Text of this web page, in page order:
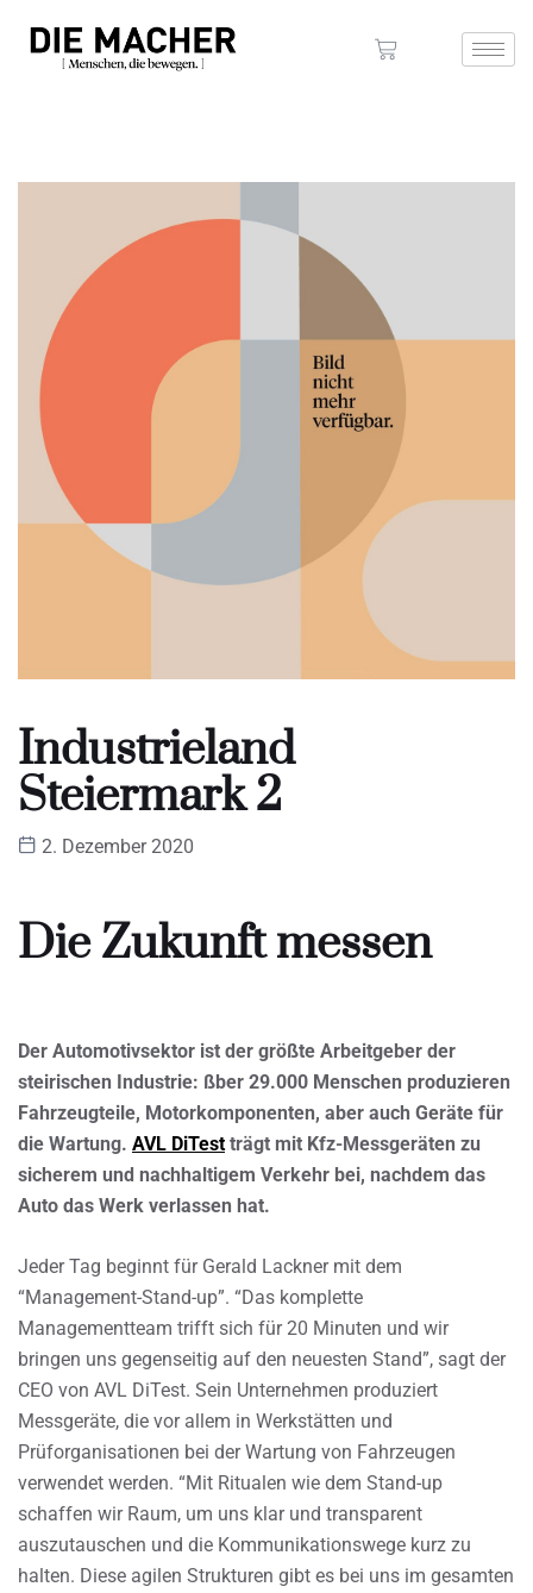
Industrieland
Steiermark 2
2. Dezember 2020
Die Zukunft messen
Der Automotivsektor ist der größte Arbeitgeber der
steirischen Industrie: ßber 29.000 Menschen produzieren
Fahrzeugteile, Motorkomponenten, aber auch Geräte für
die Wartung. AVL DiTest trägt mit Kfz-Messgeräten zu
sicherem und nachhaltigem Verkehr bei, nachdem das
Auto das Werk verlassen hat.
Jeder Tag beginnt für Gerald Lackner mit dem
“Management-Stand-up”. “Das komplette
Managementteam trifft sich für 20 Minuten und wir
bringen uns gegenseitig auf den neuesten Stand”, sagt der
CEO von AVL DiTest. Sein Unternehmen produziert
Messgeräte, die vor allem in Werkstätten und
Prüforganisationen bei der Wartung von Fahrzeugen
verwendet werden. “Mit Ritualen wie dem Stand-up
schaffen wir Raum, um uns klar und transparent
auszutauschen und die Kommunikationswege kurz zu
halten. Diese agilen Strukturen gibt es bei uns im gesamten